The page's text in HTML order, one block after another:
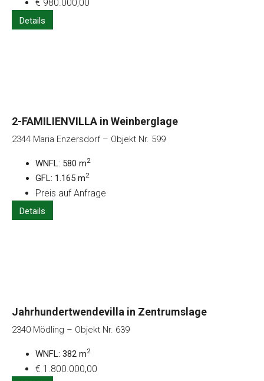
€ 980.000,00
Details
2-FAMILIENVILLA in Weinberglage
2344 Maria Enzersdorf – Objekt Nr. 599
WNFL: 580 m2
GFL: 1.165 m2
Preis auf Anfrage
Details
Jahrhundertwendevilla in Zentrumslage
2340 Mödling – Objekt Nr. 639
WNFL: 382 m2
€ 1.800.000,00